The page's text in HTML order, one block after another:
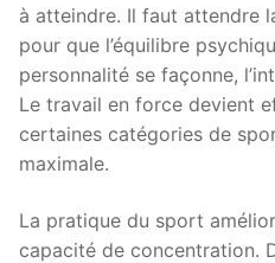
à atteindre. Il faut attendre
pour que l’équilibre
personnalité se façonne,
Le travail en force devient
certaines catégories de
maximale.
La pratique du sport
capacité de concentration.